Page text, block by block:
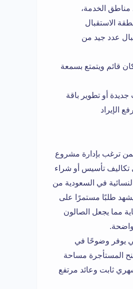
الخدمة،
الاستقبال
عدد جيد من
قائم ويتمتع بسمعة
أو تطوير باقة
الإيراد
ترغب بإدارة مشروع
تأسيس أو شراء
في السعودية من
طلبًا مستمرًا على
مما يجعل الصالون
واضحة.
يوفر وضوحًا في
المستأجرة مساحة
ثابت وعائد مرتفع